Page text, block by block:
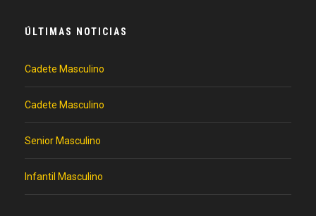
ÚLTIMAS NOTICIAS
Cadete Masculino
Cadete Masculino
Senior Masculino
Infantil Masculino